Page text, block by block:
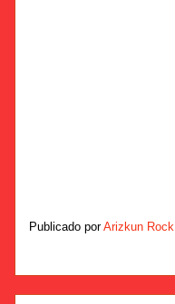
Publicado porArizkun Rock